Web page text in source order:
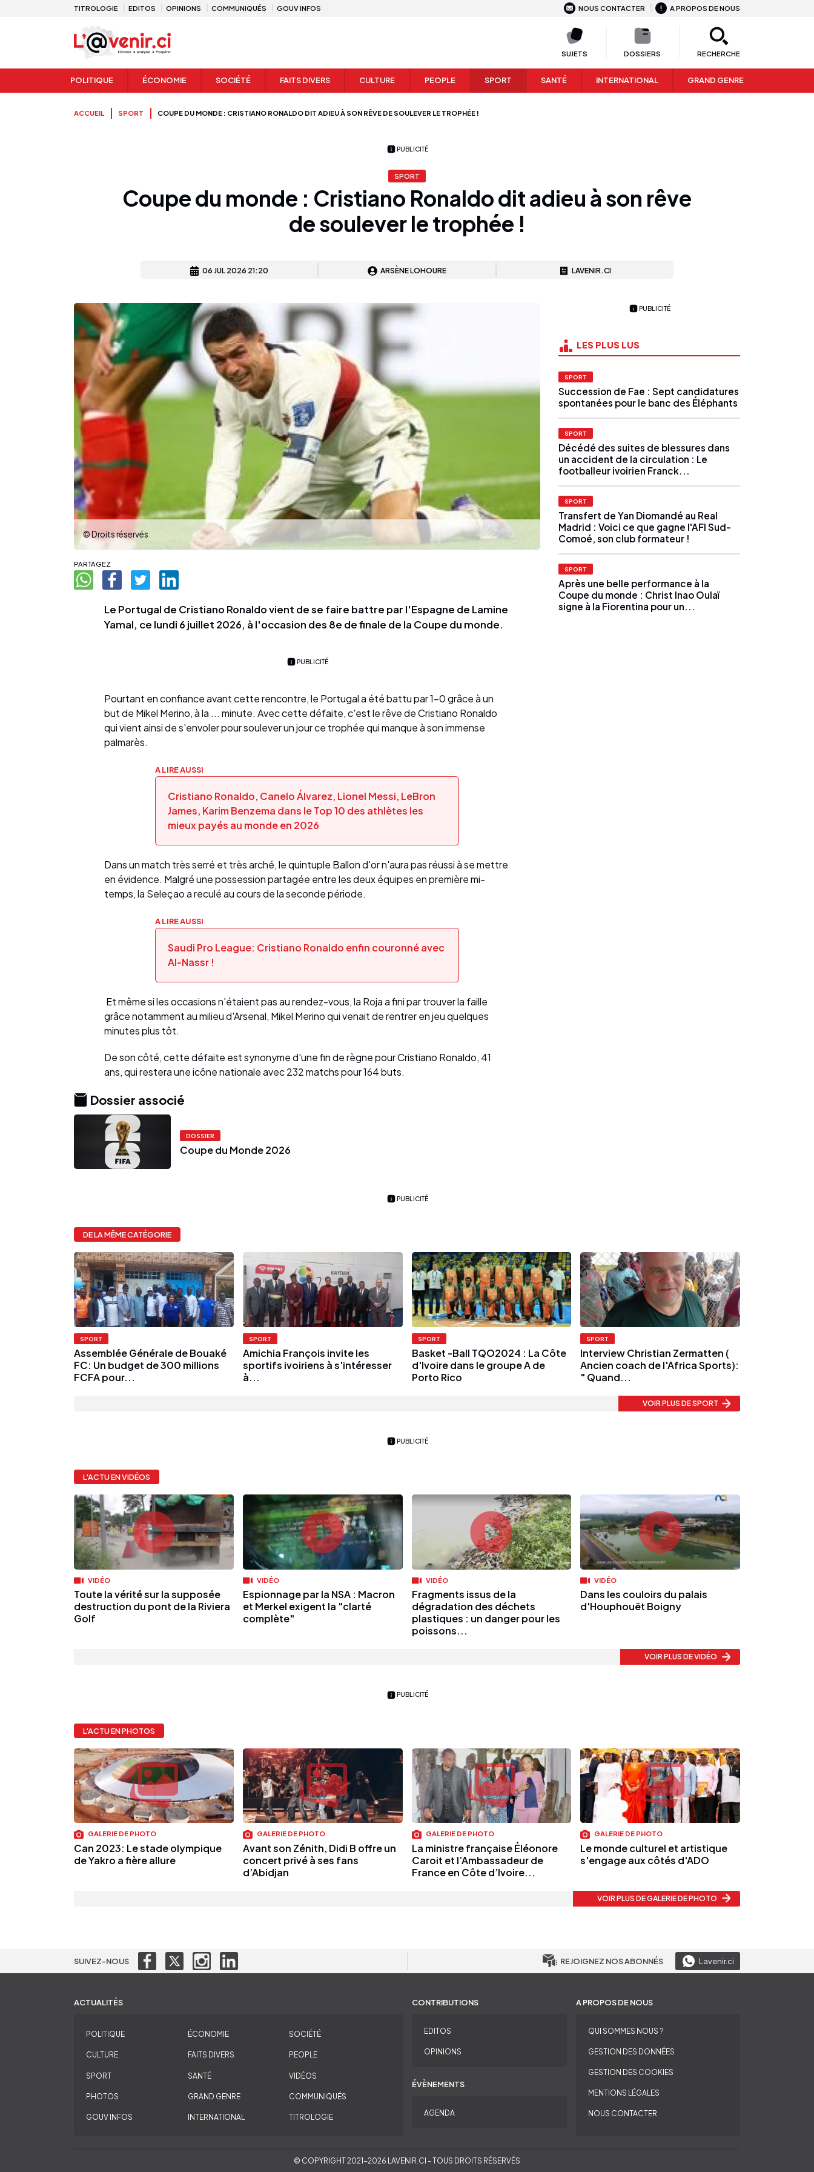
TITROLOGIE EDITOS OPINIONS COMMUNIQUÉS GOUV INFOS NOUS CONTACTER A PROPOS DE NOUS
SUJETS DOSSIERS RECHERCHE
POLITIQUE ÉCONOMIE SOCIÉTÉ FAITS DIVERS CULTURE PEOPLE SPORT SANTÉ INTERNATIONAL GRAND GENRE
ACCUEIL SPORT COUPE DU MONDE : CRISTIANO RONALDO DIT ADIEU À SON RÊVE DE SOULEVER LE TROPHÉE !
PUBLICITÉ
SPORT
Coupe du monde : Cristiano Ronaldo dit adieu à son rêve
de soulever le trophée !
06 JUL 2026 21:20 ARSÈNE LOHOURE LAVENIR.CI
© Droits réservés
PARTAGEZ
Le Portugal de Cristiano Ronaldo vient de se faire battre par l'Espagne de Lamine
Yamal, ce lundi 6 juillet 2026, à l'occasion des 8e de finale de la Coupe du monde.
PUBLICITÉ
Pourtant en confiance avant cette rencontre, le Portugal a été battu par 1-0 grâce à un
but de Mikel Merino, à la ... minute. Avec cette défaite, c'est le rêve de Cristiano Ronaldo
qui vient ainsi de s'envoler pour soulever un jour ce trophée qui manque à son immense
palmarès.
A LIRE AUSSI
Cristiano Ronaldo, Canelo Álvarez, Lionel Messi, LeBron
James, Karim Benzema dans le Top 10 des athlètes les
mieux payés au monde en 2026
Dans un match très serré et très arché, le quintuple Ballon d'or n'aura pas réussi à se mettre
en évidence. Malgré une possession partagée entre les deux équipes en première mi-
temps, la Seleçao a reculé au cours de la seconde période.
A LIRE AUSSI
Saudi Pro League: Cristiano Ronaldo enfin couronné avec
Al-Nassr !
Et même si les occasions n'étaient pas au rendez-vous, la Roja a fini par trouver la faille
grâce notamment au milieu d'Arsenal, Mikel Merino qui venait de rentrer en jeu quelques
minutes plus tôt.
De son côté, cette défaite est synonyme d'une fin de règne pour Cristiano Ronaldo, 41
ans, qui restera une icône nationale avec 232 matchs pour 164 buts.
Dossier associé
DOSSIER
Coupe du Monde 2026
PUBLICITÉ
LES PLUS LUS
SPORT
Succession de Fae : Sept candidatures
spontanées pour le banc des Éléphants
SPORT
Décédé des suites de blessures dans
un accident de la circulation : Le
footballeur ivoirien Franck...
SPORT
Transfert de Yan Diomandé au Real
Madrid : Voici ce que gagne l'AFI Sud-
Comoé, son club formateur !
SPORT
Après une belle performance à la
Coupe du monde : Christ Inao Oulaï
signe à la Fiorentina pour un...
PUBLICITÉ
DE LA MÊME CATÉGORIE
SPORT
Assemblée Générale de Bouaké
FC: Un budget de 300 millions
FCFA pour...
SPORT
Amichia François invite les
sportifs ivoiriens à s'intéresser
à...
SPORT
Basket -Ball TQO2024 : La Côte
d'Ivoire dans le groupe A de
Porto Rico
SPORT
Interview Christian Zermatten (
Ancien coach de l'Africa Sports):
" Quand...
VOIR PLUS DE SPORT
PUBLICITÉ
L'ACTU EN VIDÉOS
VIDÉO
Toute la vérité sur la supposée
destruction du pont de la Riviera
Golf
VIDÉO
Espionnage par la NSA : Macron
et Merkel exigent la "clarté
complète"
VIDÉO
Fragments issus de la
dégradation des déchets
plastiques : un danger pour les
poissons...
VIDÉO
Dans les couloirs du palais
d'Houphouët Boigny
VOIR PLUS DE VIDÉO
PUBLICITÉ
L'ACTU EN PHOTOS
GALERIE DE PHOTO
Can 2023: Le stade olympique
de Yakro a fière allure
GALERIE DE PHOTO
Avant son Zénith, Didi B offre un
concert privé à ses fans
d’Abidjan
GALERIE DE PHOTO
La ministre française Éléonore
Caroit et l’Ambassadeur de
France en Côte d’Ivoire...
GALERIE DE PHOTO
Le monde culturel et artistique
s'engage aux côtés d'ADO
VOIR PLUS DE GALERIE DE PHOTO
SUIVEZ-NOUS REJOIGNEZ NOS ABONNÉS Lavenir.ci
ACTUALITÉS
POLITIQUE ÉCONOMIE SOCIÉTÉ
CULTURE FAITS DIVERS PEOPLE
SPORT SANTÉ VIDÉOS
PHOTOS GRAND GENRE COMMUNIQUÉS
GOUV INFOS INTERNATIONAL TITROLOGIE
CONTRIBUTIONS
EDITOS
OPINIONS
ÉVÈNEMENTS
AGENDA
A PROPOS DE NOUS
QUI SOMMES NOUS ?
GESTION DES DONNÉES
GESTION DES COOKIES
MENTIONS LÉGALES
NOUS CONTACTER
© COPYRIGHT 2021-2026 LAVENIR.CI - TOUS DROITS RÉSERVÉS